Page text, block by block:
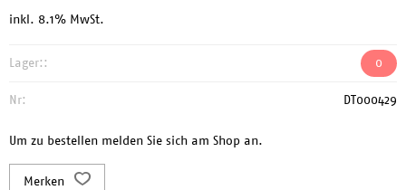
inkl. 8.1% MwSt.
Lager:: 0
Nr: DT000429
Um zu bestellen melden Sie sich am Shop an.
Merken